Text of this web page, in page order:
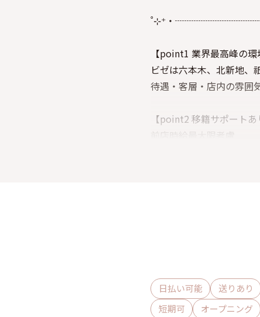
【point1 業界最高峰の
ビゼは六本木、北新地
待遇・客層・店内の雰囲
【point2 移籍サポートあ
業界最高峰の環境で働き
今ならオープニングメン
日払い可能 送りあり
短期可
オープニング